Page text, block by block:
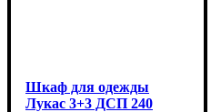
Шкаф для одежды
Лукас 3+3 ДСП 240